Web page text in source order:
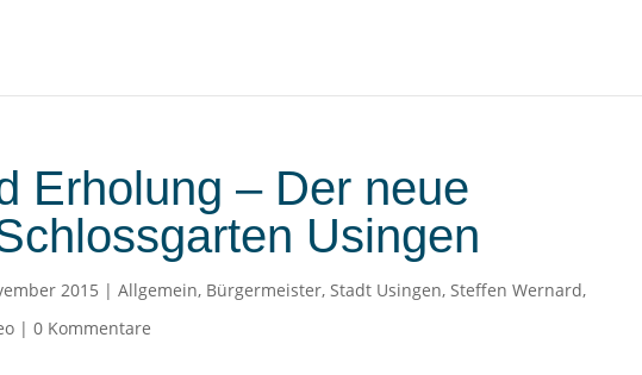
Erholung – Der neue
Usingen
2015 |Allgemein, Bürgermeister,Stadt Usingen,Steffen Wernard,
|0 Kommentare